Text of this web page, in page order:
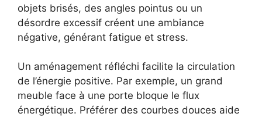
objets brisés, des angles pointus ou un
désordre excessif créent une ambiance
négative, générant fatigue et stress.
Un aménagement réfléchi facilite la circulation
de l’énergie positive. Par exemple, un grand
meuble face à une porte bloque le flux
énergétique. Préférer des courbes douces aide